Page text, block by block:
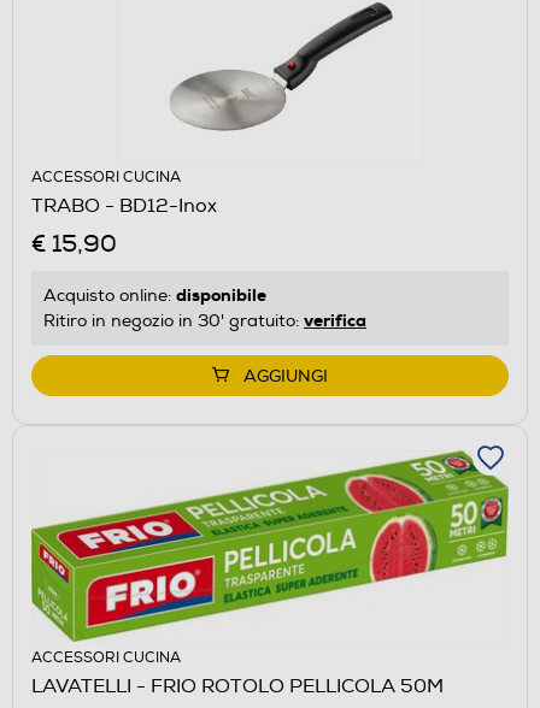
ACCESSORI CUCINA
TRABO - BD12-Inox
€ 15,90
Acquisto online: disponibile
Ritiro in negozio in 30' gratuito: verifica
AGGIUNGI
ACCESSORI CUCINA
LAVATELLI - FRIO ROTOLO PELLICOLA 50M